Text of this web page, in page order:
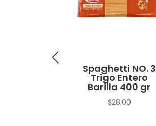
Spaghetti NO. 3
Trigo Entero
Barilla 400 gr
$28.00